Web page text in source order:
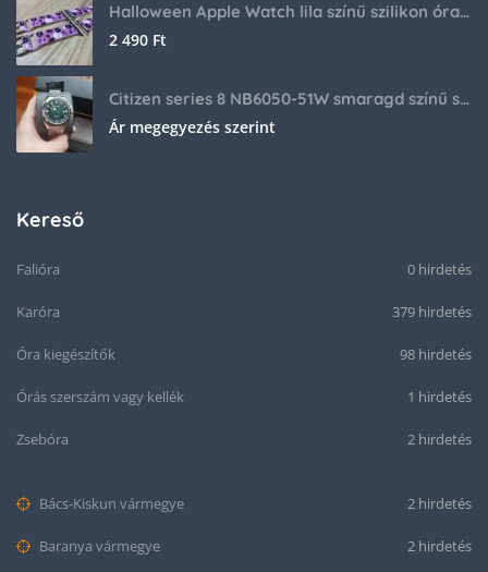
Halloween Apple Watch lila színű szilikon óraszíj
2 490 Ft
Citizen series 8 NB6050-51W smaragd színű számlappal
Ár megegyezés szerint
Kereső
Falióra 0 hirdetés
Karóra 379 hirdetés
Óra kiegészítők 98 hirdetés
Órás szerszám vagy kellék 1 hirdetés
Zsebóra 2 hirdetés
Bács-Kiskun vármegye 2 hirdetés
Baranya vármegye 2 hirdetés